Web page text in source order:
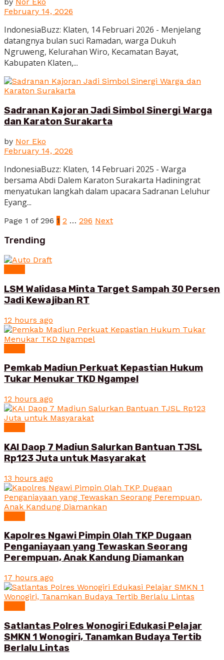
by Nor Eko
February 14, 2026
IndonesiaBuzz: Klaten, 14 Februari 2026 - Menjelang
datangnya bulan suci Ramadan, warga Dukuh
Ngruweng, Kelurahan Wiro, Kecamatan Bayat,
Kabupaten Klaten,...
Sadranan Kajoran Jadi Simbol Sinergi Warga
dan Karaton Surakarta
by Nor Eko
February 14, 2026
IndonesiaBuzz: Klaten, 14 Februari 2025 - Warga
bersama Abdi Dalem Karaton Surakarta Hadiningrat
menyatukan langkah dalam upacara Sadranan Leluhur
Eyang...
Page 1 of 296 1 2 … 296 Next
Trending
LSM Walidasa Minta Target Sampah 30 Persen
Jadi Kewajiban RT
12 hours ago
Pemkab Madiun Perkuat Kepastian Hukum
Tukar Menukar TKD Ngampel
12 hours ago
KAI Daop 7 Madiun Salurkan Bantuan TJSL
Rp123 Juta untuk Masyarakat
13 hours ago
Kapolres Ngawi Pimpin Olah TKP Dugaan
Penganiayaan yang Tewaskan Seorang
Perempuan, Anak Kandung Diamankan
17 hours ago
Satlantas Polres Wonogiri Edukasi Pelajar
SMKN 1 Wonogiri, Tanamkan Budaya Tertib
Berlalu Lintas